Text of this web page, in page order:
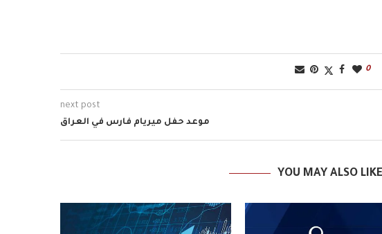
0
next post
موعد حفل ميريام فارس في العراق
YOU MAY ALSO LIKE